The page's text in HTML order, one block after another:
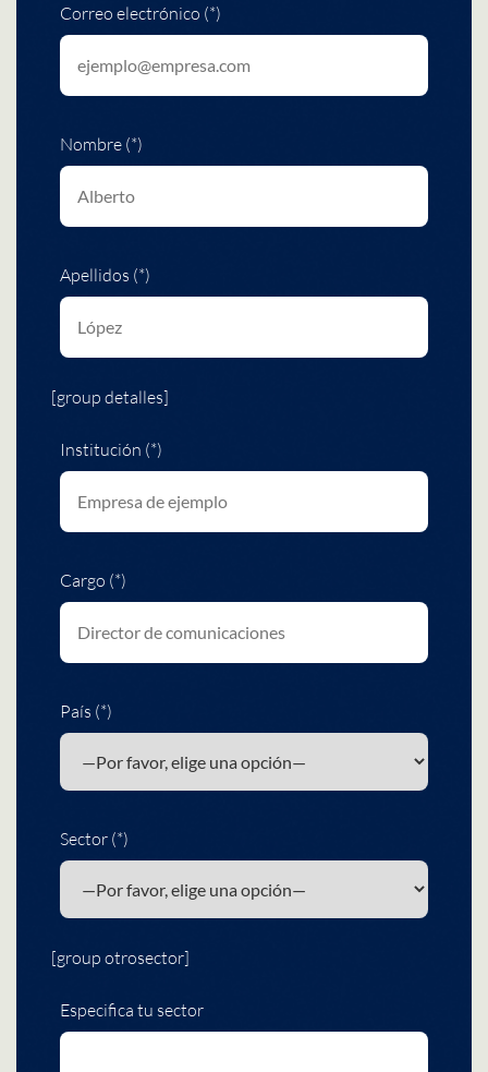
Correo electrónico (*)
Nombre (*)
Apellidos (*)
[group detalles]
Institución (*)
Cargo (*)
País (*)
Sector (*)
[group otrosector]
Especifica tu sector